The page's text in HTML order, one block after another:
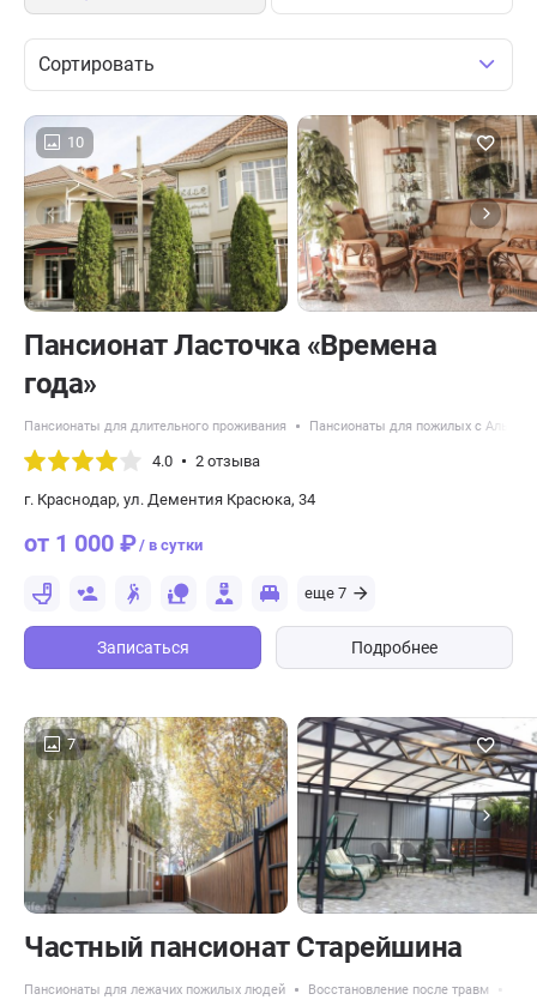
Сортировать
10
Пансионат Ласточка «Времена
года»
Пансионаты для длительного проживания Пансионаты для пожилых с
4.0 2 отзыва
г. Краснодар, ул. Дементия Красюка, 34
от 1 000 ₽/ в сутки
еще 7
Записаться Подробнее
7
Частный пансионат Старейшина
Пансионаты для лежачих пожилых людей Восстановление после травм